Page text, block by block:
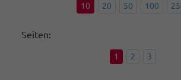
10 20 50 100
Seiten:
1 2 3